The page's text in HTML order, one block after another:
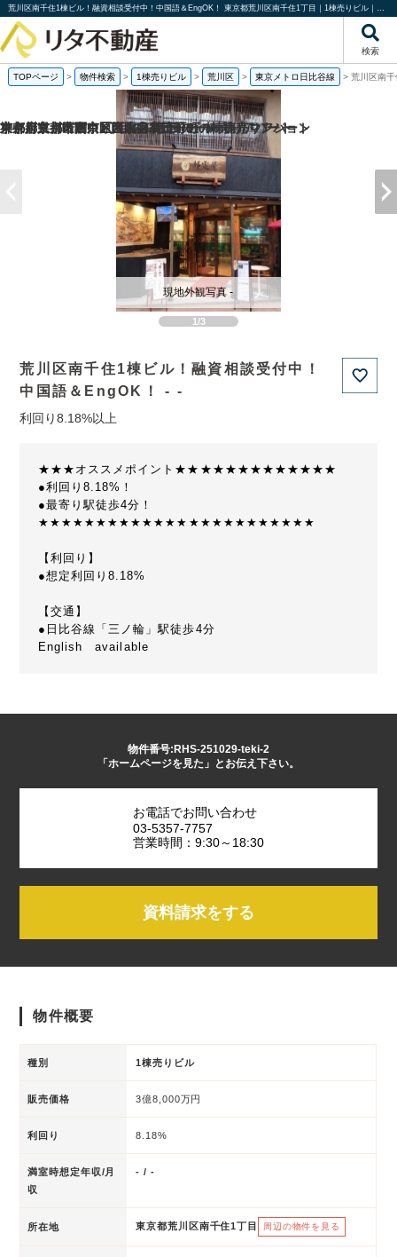
荒川区南千住1棟ビル！融資相談受付中！中国語＆EngOK！ 東京都荒川区南千住1丁目｜1棟売りビル｜株式会社リタ不動産
検索
TOPページ > 物件検索 > 1棟売りビル > 荒川区 > 東京メトロ日比谷線 > 荒川区南
1/3
現地外観写真 -
荒川区南千住1棟ビル！融資相談受付中！
中国語＆EngOK！ - -
利回り8.18%以上
★★★オススメポイント★★★★★★★★★★★★★
●利回り8.18%！
●最寄り駅徒歩4分！
★★★★★★★★★★★★★★★★★★★★★★★★
【利回り】
●想定利回り8.18%
【交通】
●日比谷線「三ノ輪」駅徒歩4分
English available
物件番号:RHS-251029-teki-2
「ホームページを見た」とお伝え下さい。
お電話でお問い合わせ
03-5357-7757
営業時間：9:30～18:30
資料請求をする
物件概要
種別 1棟売りビル
販売価格 3億8,000万円
利回り 8.18%
満室時想定年収/月
収
- / -
所在地 東京都荒川区南千住1丁目 周辺の物件を見る
京都府京都市西京区嵐山谷ケ辻子町の一棟売りアパート
京都府京都市右京区西院南高田町の一棟売りマンション
東京都文京区関口1丁目の1棟売りビル
神奈川県川崎市中原区木月3丁目の一棟売りアパート